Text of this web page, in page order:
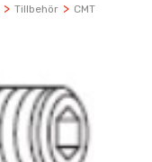
> Tillbehör > CMT